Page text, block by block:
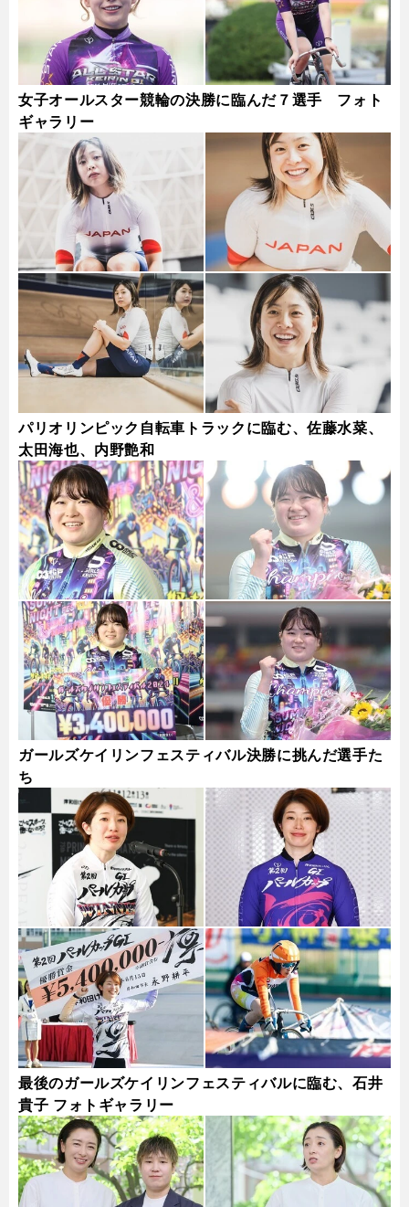
女子オールスター競輪の決勝に臨んだ７選手 フォト
ギャラリー
パリオリンピック自転車トラックに臨む、佐藤水菜、
太田海也、内野艶和
ガールズケイリンフェスティバル決勝に挑んだ選手た
ち
最後のガールズケイリンフェスティバルに臨む、石井
貴子 フォトギャラリー